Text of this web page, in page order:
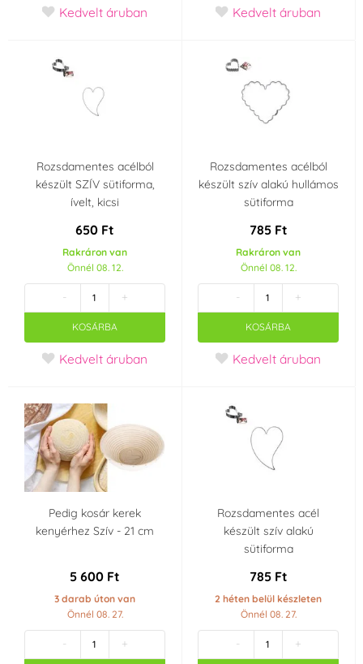
Rozsdamentes acél Papir
Porcelán (0) Szilikon (2)
Üveg (0) Zománc (0)
Teflon (0) Textíliák (0)
Gyártó kijelentetés
Gluténmentes termék
- gluténmentes
Kenyér forma alaka
Kerek forma (0) Ovális forma
Party témája
Minecraft Szív - Valentin-nap
Esküvő Húsvét
Paw Patrol Unikornis - Unicorn
Mesei hercegnők Futball - labdarúgó
Kedvelt áruban Kedvelt áruban
Rozsdamentes acélból
készült SZÍV sütiforma,
ívelt, kicsi
650 Ft
Rakráron van
Önnél 08. 12.
- +
KOSÁRBA
Kedvelt áruban
Rozsdamentes acélból
készült szív alakú hullámos
sütiforma
785 Ft
Rakráron van
Önnél 08. 12.
- +
KOSÁRBA
Kedvelt áruban
Pedig kosár kerek
kenyérhez Szív - 21 cm
5 600 Ft
3 darab úton van
Önnél 08. 27.
- +
Rozsdamentes acél
készült szív alakú
sütiforma
785 Ft
2 héten belül készleten
Önnél 08. 27.
- +